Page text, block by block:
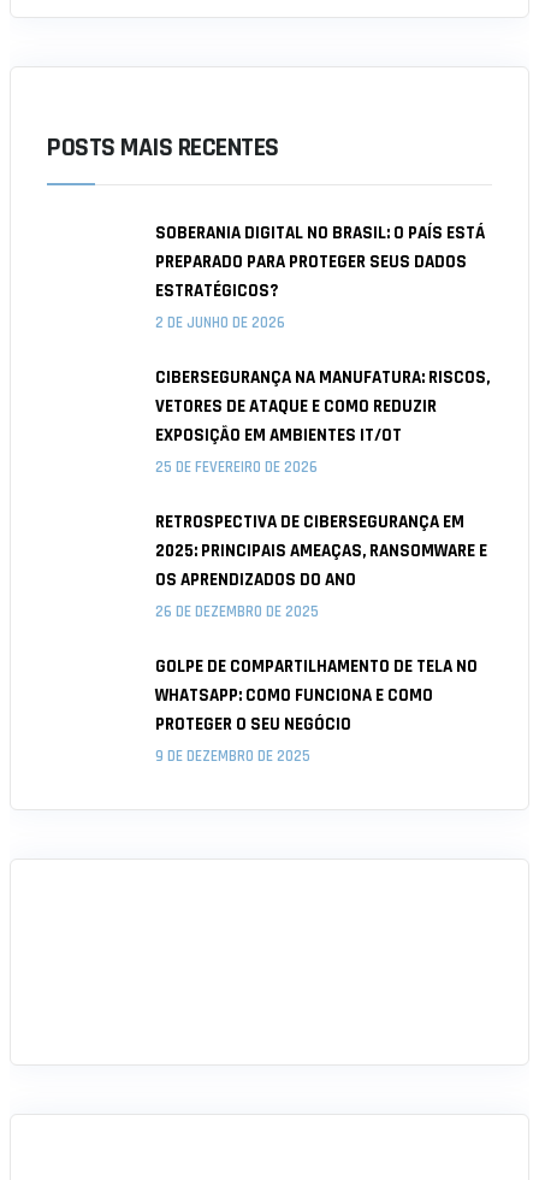
POSTS MAIS RECENTES
SOBERANIA DIGITAL NO BRASIL: O PAÍS ESTÁ
PREPARADO PARA PROTEGER SEUS DADOS
ESTRATÉGICOS?
2 DE JUNHO DE 2026
CIBERSEGURANÇA NA MANUFATURA: RISCOS,
VETORES DE ATAQUE E COMO REDUZIR
EXPOSIÇÃO EM AMBIENTES IT/OT
25 DE FEVEREIRO DE 2026
RETROSPECTIVA DE CIBERSEGURANÇA EM
2025: PRINCIPAIS AMEAÇAS, RANSOMWARE E
OS APRENDIZADOS DO ANO
26 DE DEZEMBRO DE 2025
GOLPE DE COMPARTILHAMENTO DE TELA NO
WHATSAPP: COMO FUNCIONA E COMO
PROTEGER O SEU NEGÓCIO
9 DE DEZEMBRO DE 2025